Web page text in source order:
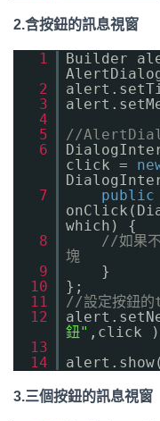
2.含按鈕的訊息視窗
1 Builder
2
3
4
5
//
6
click =
7
public
which) {
8
//如果
塊
9
}
10
};
11
//設定按鈕
12
鈕" ,click
13
14
3.三個按鈕的訊息視窗